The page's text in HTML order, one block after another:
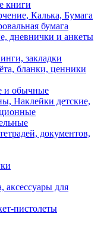
книги
Калька, Бумага
бумага
дневнички и анкеты
закладки
бланки, ценники
и обычные
Наклейки детские,
документов,
аксессуары для
пистолеты